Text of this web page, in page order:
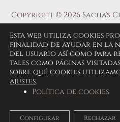
Copyright © 2026 Sacha's
Esta web utiliza cookies
finalidad de ayudar en la
del usuario así como para
tales como páginas
sobre qué cookies
ajustes.
Política de cookies
Rechazar
Configurar